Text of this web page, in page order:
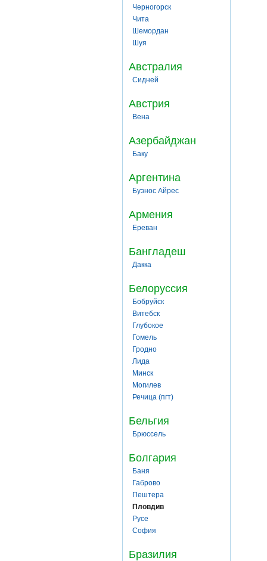
Черногорск
Чита
Шемордан
Шуя
Австралия
Сидней
Австрия
Вена
Азербайджан
Баку
Аргентина
Буэнос Айрес
Армения
Ереван
Бангладеш
Дакка
Белоруссия
Бобруйск
Витебск
Глубокое
Гомель
Гродно
Лида
Минск
Могилев
Речица (пгт)
Бельгия
Брюссель
Болгария
Баня
Габрово
Пештера
Пловдив
Русе
София
Бразилия